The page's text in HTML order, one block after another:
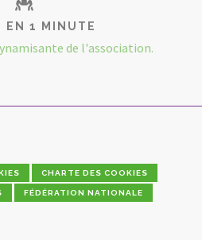
EN 1 MINUTE
de l'association.
CHARTE DES COOKIES
FÉDÉRATION NATIONALE